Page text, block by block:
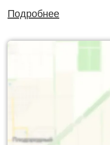
Подробнее